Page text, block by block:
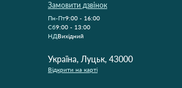
Замовити дзвінок
Пн-Пт9:00 - 16:00
Cб9:00 - 13:00
НДВихідний
Україна, Луцьк, 43000
Відкрити на карті